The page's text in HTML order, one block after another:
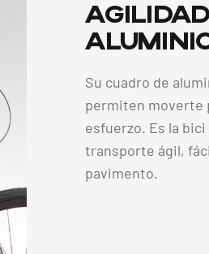
Agilidad
Su cuadro de
permiten moverte
esfuerzo. Es la
transporte ágil,
pavimento.